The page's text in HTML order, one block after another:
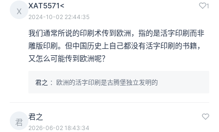
X
XAT5571< 1
2024-10-02 22:44:35
我们通常所说的印刷术传到欧洲，指的是活字印刷而非
雕版印刷。但中国历史上自己都没有活字印刷的书籍，
又怎么可能传到欧洲呢？
君之 ：欧洲的活字印刷是古腾堡独立发明的
君
君之
2026-06-02 18:43:34